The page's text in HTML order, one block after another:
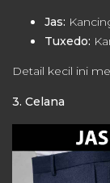
Jas:
Tuxedo:
Detail kecil ini
3. Celana